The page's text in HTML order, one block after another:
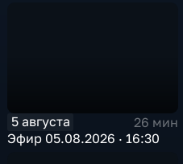
5 августа
26 мин
Эфир 05.08.2026 · 16:30